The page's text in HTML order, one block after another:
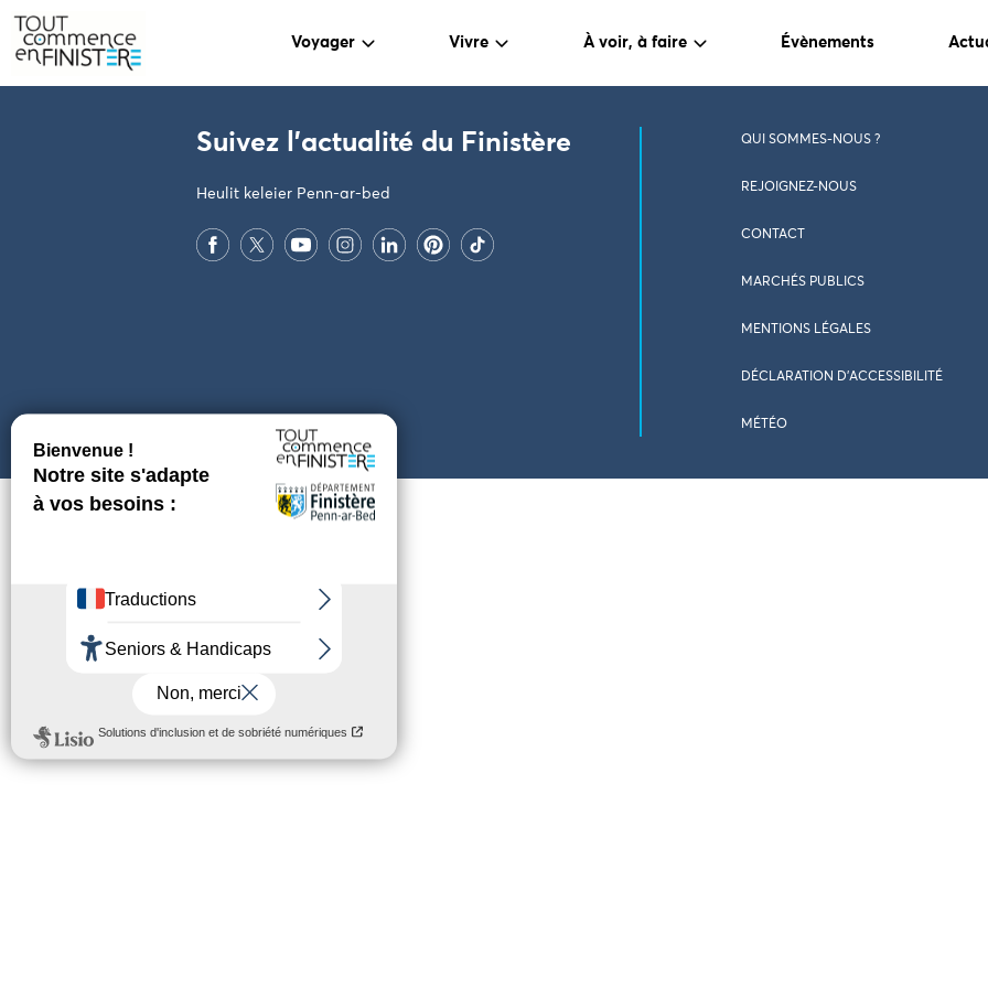
Voyager Vivre À voir, à faire Évènements
PARAMÈTRES DES COOKIES
Suivez l'actualité du Finistère
Heulit keleier Penn-ar-bed
QUI SOMMES-NOUS ?
REJOIGNEZ-NOUS
CONTACT
MARCHÉS PUBLICS
MENTIONS LÉGALES
DÉCLARATION D’ACCESSIBILITÉ
MÉTÉO